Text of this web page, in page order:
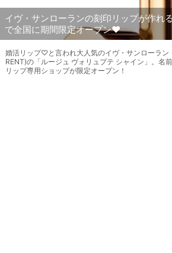
イヴ・サンローランの刻印リップが作れ
で全国に期間限定オープン♥
婚活リップ♡と言われ大人気のイヴ・サンローラン
RENT)の「ルージュ ヴォリュプテ シャイン」。名
リップ専用ショップが限定オープン！